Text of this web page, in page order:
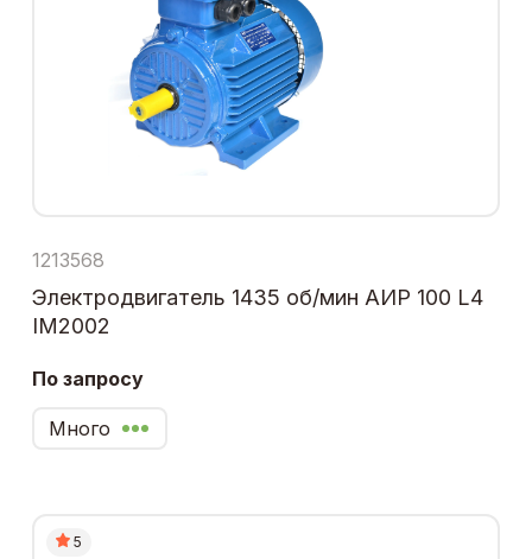
1213568
Электродвигатель 1435 об/мин АИР 100 L4
IM2002
По запросу
Много
5